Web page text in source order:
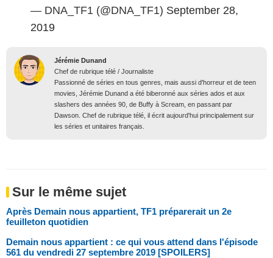
— DNA_TF1 (@DNA_TF1) September 28,
2019
Jérémie Dunand
Chef de rubrique télé / Journaliste
Passionné de séries en tous genres, mais aussi d'horreur et de teen
movies, Jérémie Dunand a été biberonné aux séries ados et aux
slashers des années 90, de Buffy à Scream, en passant par
Dawson. Chef de rubrique télé, il écrit aujourd'hui principalement sur
les séries et unitaires français.
Sur le même sujet
Après Demain nous appartient, TF1 préparerait un 2e
feuilleton quotidien
Demain nous appartient : ce qui vous attend dans l'épisode
561 du vendredi 27 septembre 2019 [SPOILERS]